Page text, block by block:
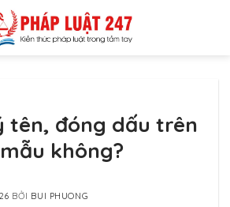
tên, đóng dấu trên
không?
BỞI BUI PHUONG